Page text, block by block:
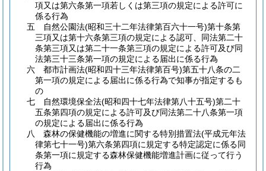
項又は第六条第一項若しくは第三項の規定による許可に
係る行為
五
自然公園法(昭和三十二年法律第百六十一号)第十条第
三項又は第十六条第三項の規定による認可、同法第二十
条第三項又は第二十一条第三項の規定による許可及び同
法第三十三条第一項の規定による届出に係る行為
六
都市計画法(昭和四十三年法律第百号)第五十八条の二
第一項の規定による届出に係る行為で知事が指定するも
の
七
自然環境保全法(昭和四十七年法律第八十五号)第二十
五条第四項の規定による許可及び同法第二十八条第一項
の規定による届出に係る行為
八
森林の保健機能の増進に関する特別措置法(平成元年法
律第七十一号)第六条第四項に規定する特定認定に係る同
条第一項に規定する森林保健機能増進計画に従って行う
行為